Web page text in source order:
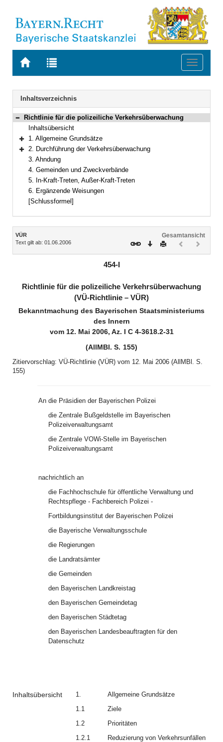
Zur
BAYERN.RECHT
Zur
letzten
Suche
Toggle
Navigation
Inhaltsverzeichnis
Bereich reduzieren
Richtlinie für die polizeiliche Verkehrsüberwachung
Inhaltsübersicht
Bereich erweitern
1. Allgemeine Grundsätze
Bereich erweitern
2. Durchführung der Verkehrsüberwachung
3. Ahndung
4. Gemeinden und Zweckverbände
5. In-Kraft-Treten, Außer-Kraft-Treten
6. Ergänzende Weisungen
[Schlussformel]
Inhalt
VÜR
Text gilt ab: 01.06.2006
Gesamtansicht
Download
DruckenVorheriges
454-I
Richtlinie für die polizeiliche Verkehrsüberwachung
(VÜ-Richtlinie – VÜR)
Bekanntmachung des Bayerischen Staatsministeriums
des Innern
vom 12. Mai 2006, Az. I C 4-3618.2-31
(AllMBl. S. 155)
Zitiervorschlag: VÜ-Richtlinie (VÜR) vom 12. Mai 2006 (AllMBl. S.
155)
An die Präsidien der Bayerischen Polizei
die Zentrale Bußgeldstelle im Bayerischen
Polizeiverwaltungsamt
die Zentrale VOWi-Stelle im Bayerischen
Polizeiverwaltungsamt
nachrichtlich an
die Fachhochschule für öffentliche Verwaltung und
Rechtspflege - Fachbereich Polizei -
Fortbildungsinstitut der Bayerischen Polizei
die Bayerische Verwaltungsschule
die Regierungen
die Landratsämter
die Gemeinden
den Bayerischen Landkreistag
den Bayerischen Gemeindetag
den Bayerischen Städtetag
den Bayerischen Landesbeauftragten für den
Datenschutz
Inhaltsübersicht 1.
Allgemeine Grundsätze
1.1
Ziele
1.2
Prioritäten
1.2.1
Reduzierung von Verkehrsunfällen